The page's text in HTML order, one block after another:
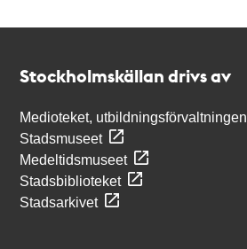
Stockholmskällan drivs av
Medioteket, utbildningsförvaltningen
Stadsmuseet
Medeltidsmuseet
Stadsbiblioteket
Stadsarkivet